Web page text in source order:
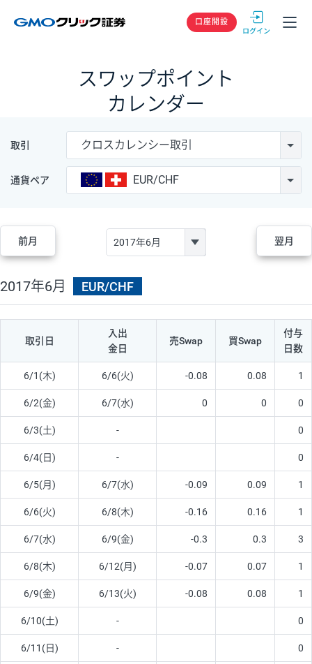
GMOクリック
口座開設
スワップポイント
カレンダー
取引 クロスカレンシー取引
通貨ペア EUR/CHF
前月 翌月
2017年6月 EUR/CHF
取引日
入出
金日
売Swap 買Swap
付与
日数
6/1(木) 6/6(火) -0.08 0.08 1
6/2(金) 6/7(水) 0 0 0
6/3(土) - 0
6/4(日) - 0
6/5(月) 6/7(水) -0.09 0.09 1
6/6(火) 6/8(木) -0.16 0.16 1
6/7(水) 6/9(金) -0.3 0.3 3
6/8(木) 6/12(月) -0.07 0.07 1
6/9(金) 6/13(火) -0.08 0.08 1
6/10(土) - 0
6/11(日) - 0